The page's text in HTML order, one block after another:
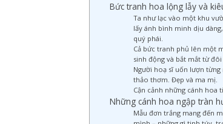
Bức tranh hoa lộng lẫy và
Ta như lạc vào một khu
lấy ánh bình minh dịu
quý phái.
Cả bức tranh phủ lên một
sinh động và bắt mắt từ
Người hoạ sĩ uốn lượn
thảo thơm. Đẹp và ma mị.
Cận cảnh những cánh hoa
Những cánh hoa ngập tràn
Mẫu đơn trắng mang đến